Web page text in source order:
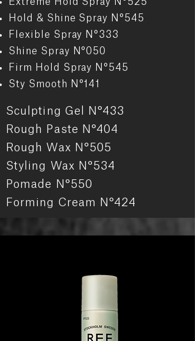
Hold & Shine Spray N°545
Flexible Spray N°333
Shine Spray N°050
Firm Hold Spray N°545
Sty Smooth N°141
Sculpting Gel N°433
Rough Paste N°404
Rough Wax N°505
Styling Wax N°534
Pomade N°550
Forming Cream N°424